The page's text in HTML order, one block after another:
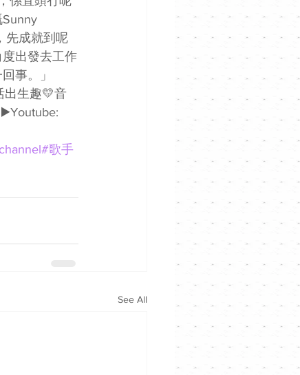
先成就到呢
出發去工作
事。」
出生趣💛音
▶️Youtube:
#歌手
See All